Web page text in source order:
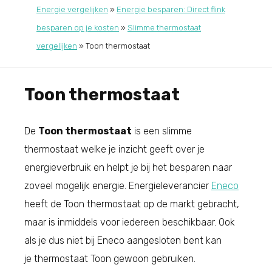
Energie vergelijken » Energie besparen: Direct flink
besparen op je kosten » Slimme thermostaat
vergelijken » Toon thermostaat
Toon thermostaat
De Toon thermostaat is een slimme
thermostaat welke je inzicht geeft over je
energieverbruik en helpt je bij het besparen naar
zoveel mogelijk energie. Energieleverancier Eneco
heeft de Toon thermostaat op de markt gebracht,
maar is inmiddels voor iedereen beschikbaar. Ook
als je dus niet bij Eneco aangesloten bent kan
je thermostaat Toon gewoon gebruiken.